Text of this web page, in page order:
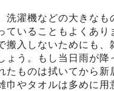
洗濯機などの大きなも
ていることもよくあり
搬入しないためにも、
ょう。もし当日雨が降
たものは拭いてから新
巾やタオルは多めに用